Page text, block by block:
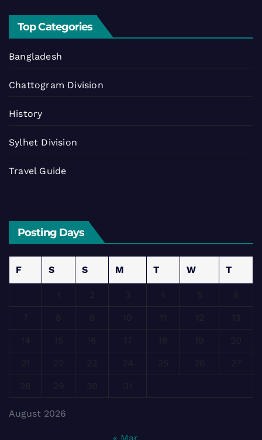
Top Categories
Bangladesh
Chattogram Division
History
Sylhet Division
Travel Guide
Posting Days
August 2026
F S S M T W T